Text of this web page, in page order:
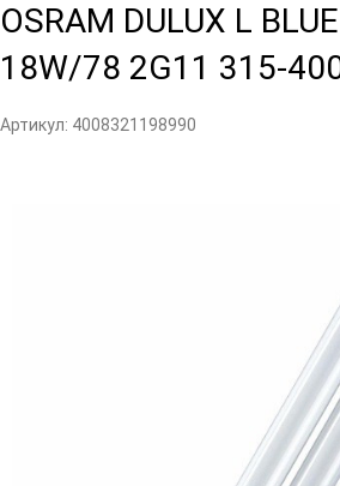
OSRAM DULUX L
18W/78 2G11 315-
Артикул: 4008321198990